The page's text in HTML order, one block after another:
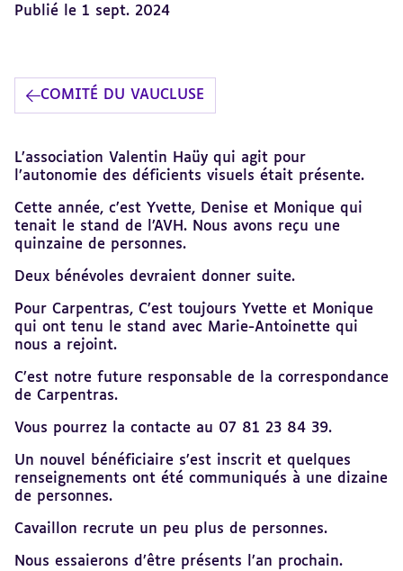
Publié le 1 sept. 2024
COMITÉ DU VAUCLUSE
L’association Valentin Haüy qui agit pour
l’autonomie des déficients visuels était présente.
Cette année, c’est Yvette, Denise et Monique qui
tenait le stand de l’AVH. Nous avons reçu une
quinzaine de personnes.
Deux bénévoles devraient donner suite.
Pour Carpentras, C’est toujours Yvette et Monique
qui ont tenu le stand avec Marie-Antoinette qui
nous a rejoint.
C’est notre future responsable de la correspondance
de Carpentras.
Vous pourrez la contacte au 07 81 23 84 39.
Un nouvel bénéficiaire s’est inscrit et quelques
renseignements ont été communiqués à une dizaine
de personnes.
Cavaillon recrute un peu plus de personnes.
Nous essaierons d’être présents l’an prochain.
au
sommaire